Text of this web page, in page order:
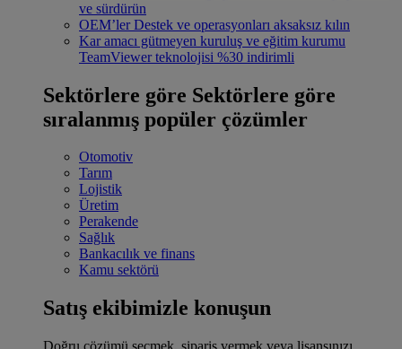
ve sürdürün
OEM’ler Destek ve operasyonları aksaksız kılın
Kar amacı gütmeyen kuruluş ve eğitim kurumu
TeamViewer teknolojisi %30 indirimli
Sektörlere göre Sektörlere göre
sıralanmış popüler çözümler
Otomotiv
Tarım
Lojistik
Üretim
Perakende
Sağlık
Bankacılık ve finans
Kamu sektörü
Satış ekibimizle konuşun